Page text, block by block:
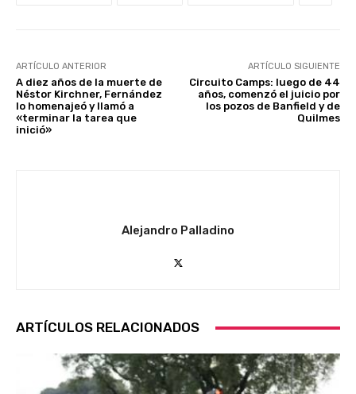
ARTÍCULO ANTERIOR
A diez años de la muerte de
Néstor Kirchner, Fernández
lo homenajeó y llamó a
«terminar la tarea que
inició»
ARTÍCULO SIGUIENTE
Circuito Camps: luego de 44
años, comenzó el juicio por
los pozos de Banfield y de
Quilmes
Alejandro Palladino
ARTÍCULOS RELACIONADOS